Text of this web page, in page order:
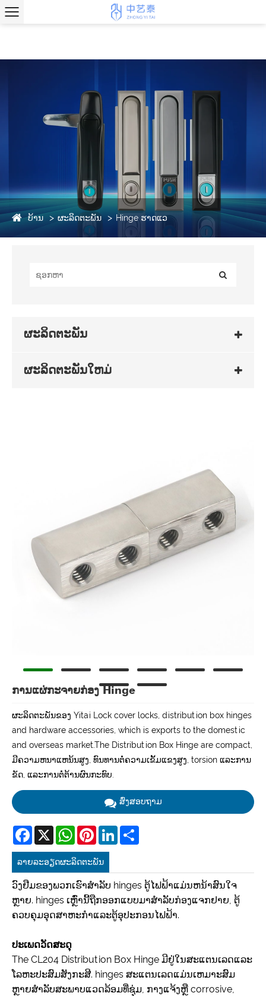
ບ້ານ ຜະລິດຕະພັນ Hinge ຮາດແວ
ຜະລິດຕະພັນ
ຜະລິດຕະພັນໃຫມ່
ການແຜ່ກະຈາຍກ່ອງ Hinge
ຜະລິດຕະພັນຂອງ Yitai Lock cover locks, distribution box hinges
and hardware accessories, which is exports to the domestic
and overseas market.The Distribution Box Hinge are compact,
ມີຄວາມຫນາແຫນ້ນສູງ, ທົນທານຕໍ່ຄວາມເຂັ້ມແຂງສູງ, torsion ແລະການ
ຂັດ, ແລະການຕໍ່ຕ້ານຜົນກະທົບ.
ສົ່ງສອບຖາມ
Facebook
X WhatsAppPinterestLinkedIn
ລາຍ​ລະ​ອຽດ​ຜະ​ລິດ​ຕະ​ພັນ
ວົງຢືມຂອງພວກເຮົາສໍາລັບ hinges ຕູ້ໄຟຟ້າແມ່ນຫນ້າສົນໃຈ
ຫຼາຍ. hinges ເຫຼົ່ານີ້ຖືກອອກແບບມາສໍາລັບກ່ອງແຈກຢາຍ, ຕູ້
ຄວບຄຸມອຸດສາຫະກໍາແລະຕູ້ອຸປະກອນໄຟຟ້າ.
ປະເພດວັດສະດຸ
The CL204 Distribution Box Hinge ມີຢູ່ໃນສະແຕນເລດແລະ
ໂລຫະປະສົມສັງກະສີ. hinges ສະແຕນເລດແມ່ນເຫມາະສົມ
ຫຼາຍສໍາລັບສະພາບແວດລ້ອມທີ່ຊຸ່ມ, ກາງແຈ້ງຫຼື corrosive,